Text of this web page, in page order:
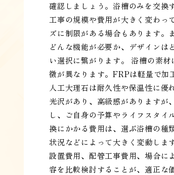
確認しましょう。浴槽のみを交換
工事の規模や費用が大きく変わっ
ズに制限がある場合もあります。
どんな機能が必要か、デザインは
い選択に繋がります。 浴槽の素
徴が異なります。FRPは軽量で加
人工大理石は耐久性や保温性に優
光沢があり、高級感がありますが
し、ご自身の予算やライフスタ
換にかかる費用は、選ぶ浴槽の種
状況などによって大きく変動しま
設置費用、配管工事費用、場合に
容を比較検討することが、適正な